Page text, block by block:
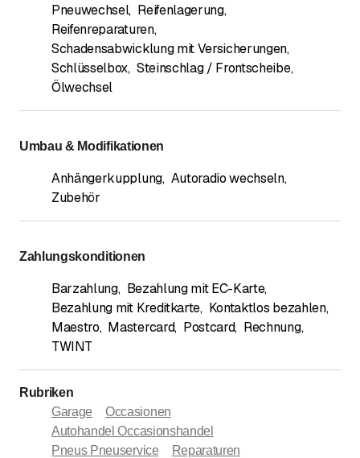
Pneuwechsel, Reifenlagerung,
Reifenreparaturen,
Schadensabwicklung mit Versicherungen,
Schlüsselbox, Steinschlag / Frontscheibe,
Ölwechsel
Umbau & Modifikationen
Anhängerkupplung, Autoradio wechseln,
Zubehör
Zahlungskonditionen
Barzahlung, Bezahlung mit EC-Karte,
Bezahlung mit Kreditkarte, Kontaktlos bezahlen,
Maestro, Mastercard, Postcard, Rechnung,
TWINT
Rubriken
Garage
Occasionen
Autohandel Occasionshandel
Pneus Pneuservice
Reparaturen